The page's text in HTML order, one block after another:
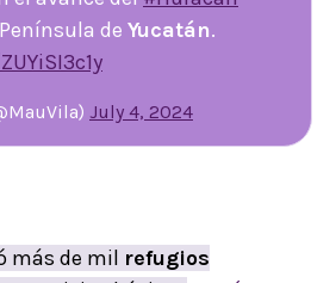
de Yucatán.
July 4, 2024
más de mil refugios